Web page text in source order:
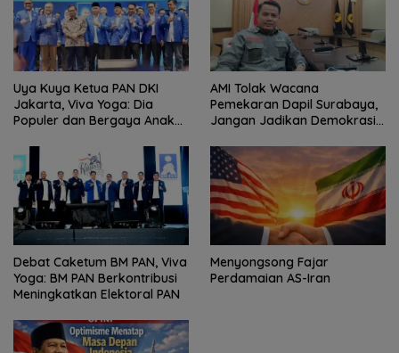
Uya Kuya Ketua PAN DKI
Jakarta, Viva Yoga: Dia
Populer dan Bergaya Anak
AMI Tolak Wacana
Pemekaran Dapil Surabaya,
Jangan Jadikan Demokrasi
Politik
Debat Caketum BM PAN, Viva
Yoga: BM PAN Berkontribusi
Meningkatkan Elektoral PAN
Menyongsong Fajar
Perdamaian AS-Iran